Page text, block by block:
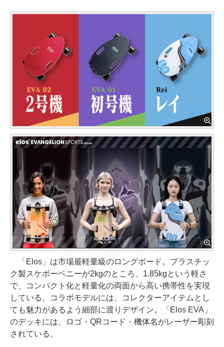
「Elos」は市場最軽量級のロングボード。プラスチッ
ク製スケボーペニーが2kgのところ、1.85kgという軽さ
で、コンパクト化と軽量化の両面から高い携帯性を実現
している。コラボモデルには、コレクターアイテムとし
ても魅力があるよう細部に渡りデザイン。「Elos EVA」
のデッキには、ロゴ・QRコード・機体名がレーザー彫刻
されている。